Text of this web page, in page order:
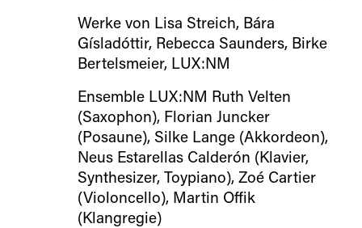
Werke von Lisa Streich, Bára
Gísladóttir, Rebecca Saunders, Birke
Bertelsmeier, LUX:NM
Ensemble LUX:NM Ruth Velten
(Saxophon), Florian Juncker
(Posaune), Silke Lange (Akkordeon),
Neus Estarellas Calderón (Klavier,
Synthesizer, Toypiano), Zoé Cartier
(Violoncello), Martin Offik
(Klangregie)